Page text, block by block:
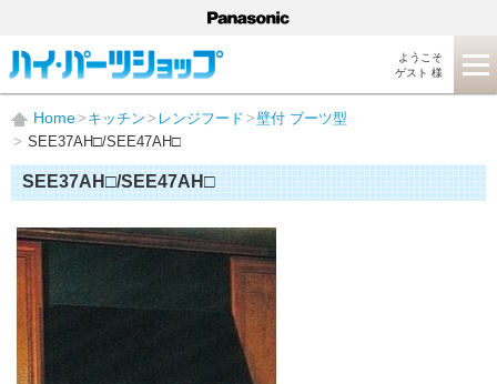
ようこそ
ゲスト 様
Home キッチン レンジフード
壁付 ブーツ型
SEE37AH□/SEE47AH□
SEE37AH□/SEE47AH□